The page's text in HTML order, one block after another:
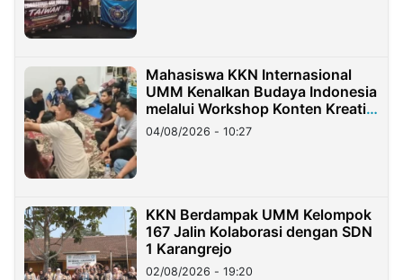
Mahasiswa KKN Internasional
UMM Kenalkan Budaya Indonesia
melalui Workshop Konten Kreatif
di Taiwan
04/08/2026 - 10:27
KKN Berdampak UMM Kelompok
167 Jalin Kolaborasi dengan SDN
1 Karangrejo
02/08/2026 - 19:20